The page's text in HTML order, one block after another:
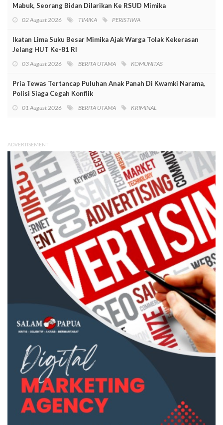
Mabuk, Seorang Bidan Dilarikan Ke RSUD Mimika
02 August 2026 TIMIKA PERISTIWA
Ikatan Lima Suku Besar Mimika Ajak Warga Tolak Kekerasan
Jelang HUT Ke-81 RI
03 August 2026 BERITA UTAMA KOMUNITAS
Pria Tewas Tertancap Puluhan Anak Panah Di Kwamki Narama,
Polisi Siaga Cegah Konflik
01 August 2026 BERITA UTAMA KRIMINAL
ADVERTISEMENT